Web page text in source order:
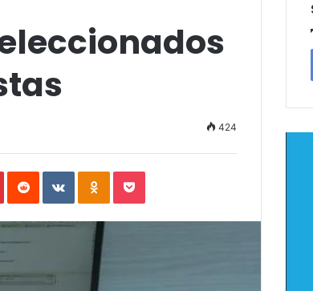
424
PinterestReddit VKontakteOdnoklassniki
Pocket